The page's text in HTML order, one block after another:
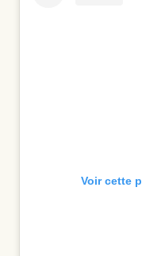
Voir cette